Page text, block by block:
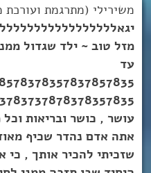
משירילי (מתרגמת ועורכת
מזל טוב ~ ילד שגדול
עד
עושר , כושר ובריאות
אתה אדם נהדר שכיף
שזכיתי להכיר אותך , כי